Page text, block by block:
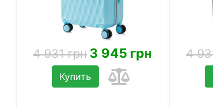
4 931 грн 3 945 грн
Купить
4